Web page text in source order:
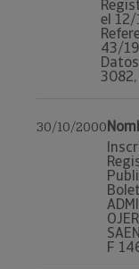
el 12/
43/
30/10/2000
F